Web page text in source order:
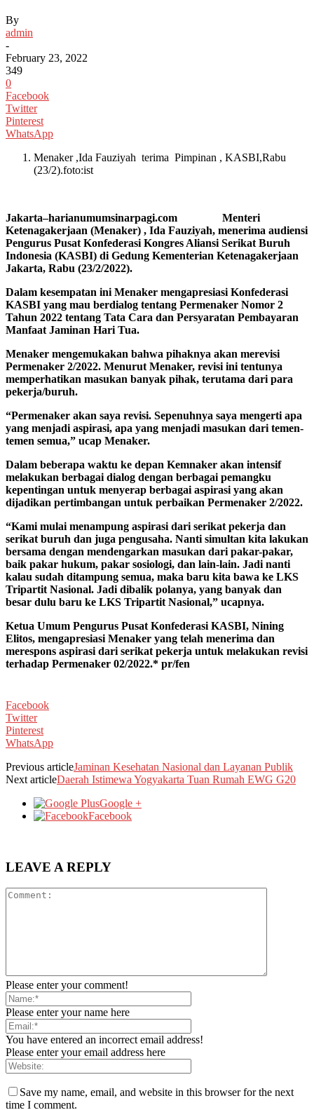
By
admin
-
February 23, 2022
349
0
Facebook
Twitter
Pinterest
WhatsApp
Menaker ,Ida Fauziyah terima Pimpinan , KASBI,Rabu
(23/2).foto:ist
Jakarta–harianumumsinarpagi.com Menteri
Ketenagakerjaan (Menaker) , Ida Fauziyah, menerima audiensi
Pengurus Pusat Konfederasi Kongres Aliansi Serikat Buruh
Indonesia (KASBI) di Gedung Kementerian Ketenagakerjaan
Jakarta, Rabu (23/2/2022).
Dalam kesempatan ini Menaker mengapresiasi Konfederasi
KASBI yang mau berdialog tentang Permenaker Nomor 2
Tahun 2022 tentang Tata Cara dan Persyaratan Pembayaran
Manfaat Jaminan Hari Tua.
Menaker mengemukakan bahwa pihaknya akan merevisi
Permenaker 2/2022. Menurut Menaker, revisi ini tentunya
memperhatikan masukan banyak pihak, terutama dari para
pekerja/buruh.
“Permenaker akan saya revisi. Sepenuhnya saya mengerti apa
yang menjadi aspirasi, apa yang menjadi masukan dari temen-
temen semua,” ucap Menaker.
Dalam beberapa waktu ke depan Kemnaker akan intensif
melakukan berbagai dialog dengan berbagai pemangku
kepentingan untuk menyerap berbagai aspirasi yang akan
dijadikan pertimbangan untuk perbaikan Permenaker 2/2022.
“Kami mulai menampung aspirasi dari serikat pekerja dan
serikat buruh dan juga pengusaha. Nanti simultan kita lakukan
bersama dengan mendengarkan masukan dari pakar-pakar,
baik pakar hukum, pakar sosiologi, dan lain-lain. Jadi nanti
kalau sudah ditampung semua, maka baru kita bawa ke LKS
Tripartit Nasional. Jadi dibalik polanya, yang banyak dan
besar dulu baru ke LKS Tripartit Nasional,” ucapnya.
Ketua Umum Pengurus Pusat Konfederasi KASBI, Nining
Elitos, mengapresiasi Menaker yang telah menerima dan
merespons aspirasi dari serikat pekerja untuk melakukan revisi
terhadap Permenaker 02/2022.* pr/fen
Facebook
Twitter
Pinterest
WhatsApp
Previous articleJaminan Kesehatan Nasional dan Layanan Publik
Next articleDaerah Istimewa Yogyakarta Tuan Rumah EWG G20
Google +
Facebook
LEAVE A REPLY
Please enter your comment!
Please enter your name here
You have entered an incorrect email address!
Please enter your email address here
Save my name, email, and website in this browser for the next
time I comment.